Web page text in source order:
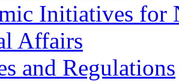
Initiatives for
Affairs
and Regulations